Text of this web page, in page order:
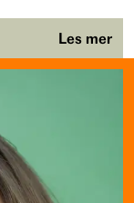
Les mer